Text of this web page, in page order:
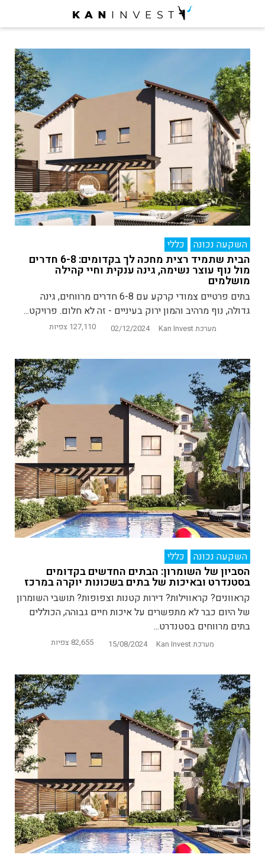
השקעה נכונה כללי
הבית שתמיד רצית מחכה לך בקדומים: 6-8 חדרים
מול נוף עוצר נשימה, גינה ענקית וחיי קהילה
מושלמים
בתים פרטיים צמודי קרקע עם 6-8 חדרים מרווחים, גינה
גדולה, נוף מרהיב והמון ירוק בעיניים - זה לא חלום. פרויקט...
מערכת Kan Invest 02/12/2024 127,110 צפיות
השקעה נכונה כללי
הסביון של השומרון: הבתים החדשים בקדומים
בסטנדרט ובאיכות של בתים בשכונות יוקרה במרכז
קראוונים? קראווילות? דירות קטנות וצפופות? תושבי השומרון
של היום כבר לא מתפשרים על איכות חיים גבוהה, הכוללים
בתים מרווחים בסטנדרט...
מערכת Kan Invest 15/08/2024 82,655 צפיות